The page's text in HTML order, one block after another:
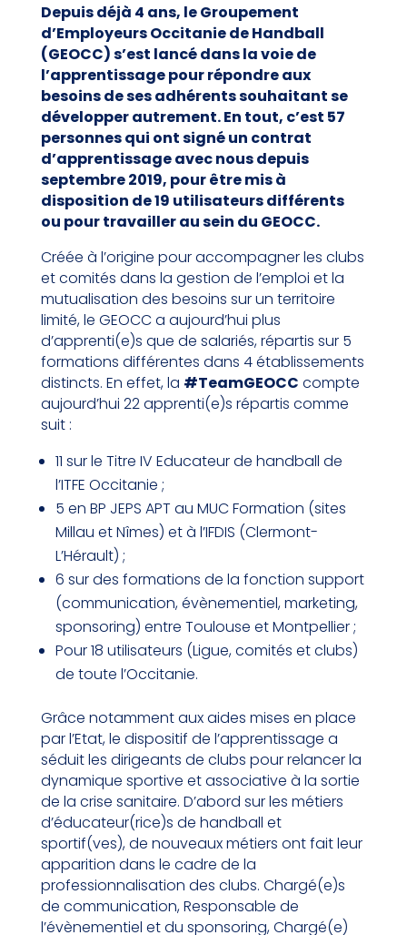
Depuis déjà 4 ans, le Groupement
d’Employeurs Occitanie de Handball
(GEOCC) s’est lancé dans la voie de
l’apprentissage pour répondre aux
besoins de ses adhérents souhaitant se
développer autrement. En tout, c’est 57
personnes qui ont signé un contrat
d’apprentissage avec nous depuis
septembre 2019, pour être mis à
disposition de 19 utilisateurs différents
ou pour travailler au sein du GEOCC.
Créée à l’origine pour accompagner les clubs
et comités dans la gestion de l’emploi et la
mutualisation des besoins sur un territoire
limité, le GEOCC a aujourd’hui plus
d’apprenti(e)s que de salariés, répartis sur 5
formations différentes dans 4 établissements
distincts. En effet, la #TeamGEOCC compte
aujourd’hui 22 apprenti(e)s répartis comme
suit :
11 sur le Titre IV Educateur de handball de
l’ITFE Occitanie ;
5 en BP JEPS APT au MUC Formation (sites
Millau et Nîmes) et à l’IFDIS (Clermont-
L’Hérault) ;
6 sur des formations de la fonction support
(communication, évènementiel, marketing,
sponsoring) entre Toulouse et Montpellier ;
Pour 18 utilisateurs (Ligue, comités et clubs)
de toute l’Occitanie.
Grâce notamment aux aides mises en place
par l’Etat, le dispositif de l’apprentissage a
séduit les dirigeants de clubs pour relancer la
dynamique sportive et associative à la sortie
de la crise sanitaire. D’abord sur les métiers
d’éducateur(rice)s de handball et
sportif(ves), de nouveaux métiers ont fait leur
apparition dans le cadre de la
professionnalisation des clubs. Chargé(e)s
de communication, Responsable de
l’évènementiel et du sponsoring, Chargé(e)